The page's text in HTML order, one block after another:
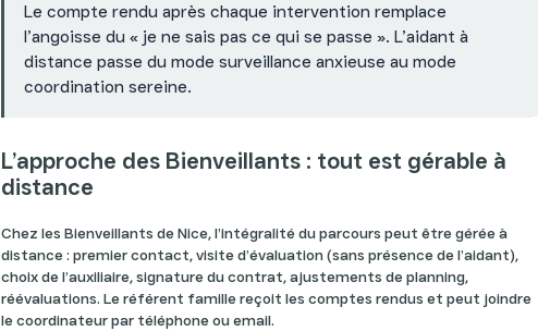
Le compte rendu après chaque intervention remplace
l’angoisse du « je ne sais pas ce qui se passe ». L’aidant à
distance passe du mode surveillance anxieuse au mode
coordination sereine.
L’approche des Bienveillants : tout est gérable à
distance
Chez les Bienveillants de Nice, l’intégralité du parcours peut être gérée à
distance : premier contact, visite d’évaluation (sans présence de l’aidant),
choix de l’auxiliaire, signature du contrat, ajustements de planning,
réévaluations. Le référent famille reçoit les comptes rendus et peut joindre
le coordinateur par téléphone ou email.